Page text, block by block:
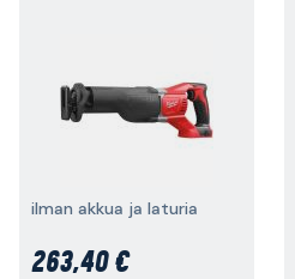
ilman akkua ja laturia
263,40 €